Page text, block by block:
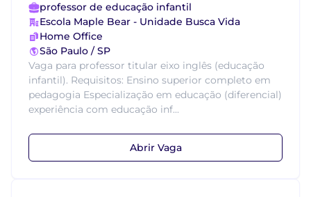
professor de educação infantil
Escola Maple Bear - Unidade Busca Vida
Home Office
São Paulo / SP
Vaga para professor titular eixo inglês (educação
infantil). Requisitos: Ensino superior completo em
pedagogia Especialização em educação (diferencial)
experiência com educação inf...
Abrir Vaga